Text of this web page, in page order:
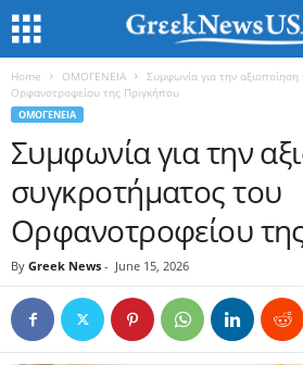
Home ΟΜΟΓΕΝΕΙΑ
Συμφωνία για την
Ορφανοτροφείου της Πριγκήπου
ΟΜΟΓΕΝΕΙΑ
Συμφωνία για την
συγκροτήματος του
Ορφανοτροφείου
By Greek News - June 15, 2026